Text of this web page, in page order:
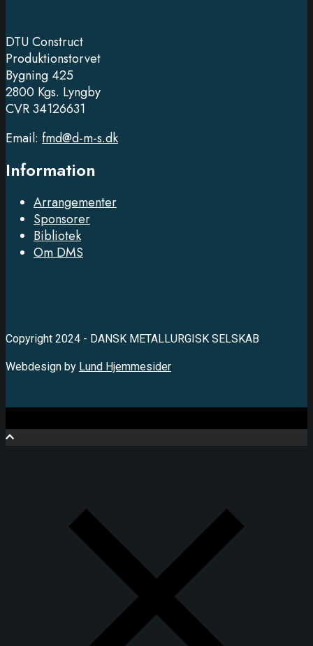
DTU Construct
Produktionstorvet
Bygning 425
2800 Kgs. Lyngby
CVR 34126631
Email: fmd@d-m-s.dk
Information
Arrangementer
Sponsorer
Bibliotek
Om DMS
Copyright 2024 - DANSK METALLURGISK SELSKAB
Webdesign by Lund Hjemmesider